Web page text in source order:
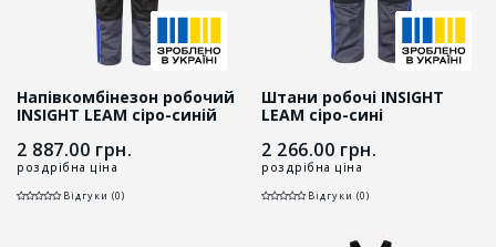
Напівкомбінезон робочий
INSIGHT LEAM сіро-синій
2 887.00 грн.
роздрібна ціна
Відгуки (0)
Штани робочі INSIGHT
LEAM сіро-сині
2 266.00 грн.
роздрібна ціна
Відгуки (0)